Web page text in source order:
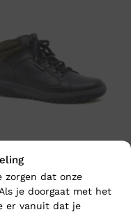
zorgen dat onze
je doorgaat met het
er vanuit dat je
PITT – Wijdte G